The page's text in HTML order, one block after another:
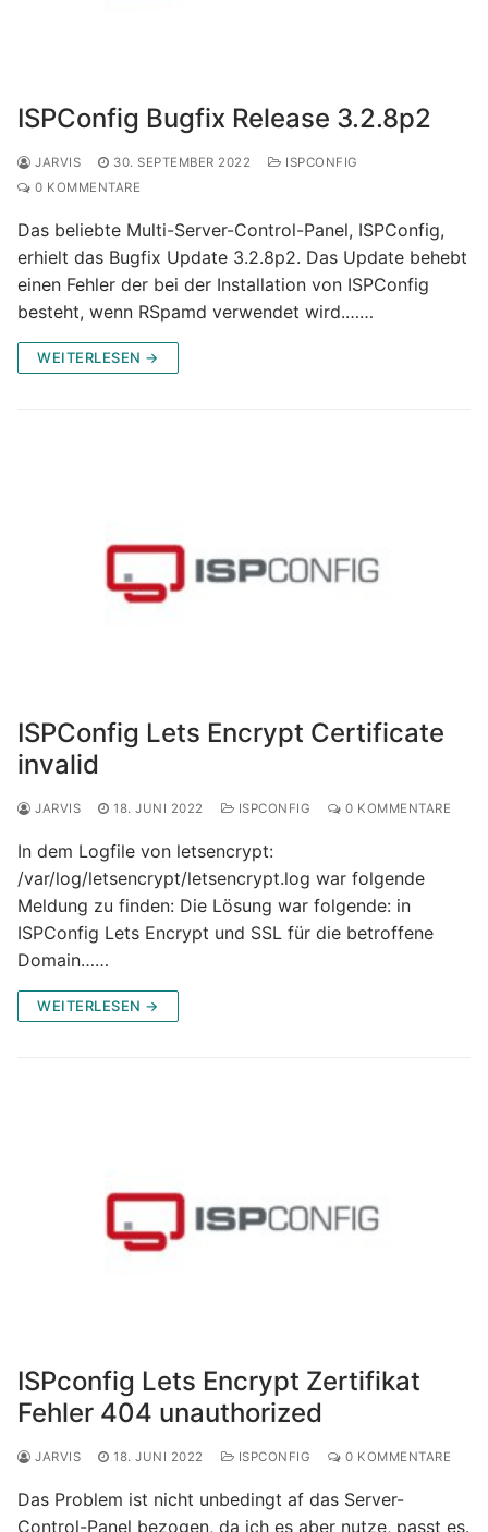
ISPConfig Bugfix Release 3.2.8p2
JARVIS 30. SEPTEMBER 2022
ISPCONFIG
0 KOMMENTARE
Das beliebte Multi-Server-Control-Panel, ISPConfig,
erhielt das Bugfix Update 3.2.8p2. Das Update behebt
einen Fehler der bei der Installation von ISPConfig
besteht, wenn RSpamd verwendet wird.……
WEITERLESEN →
ISPConfig Lets Encrypt Certificate
invalid
JARVIS 18. JUNI 2022 ISPCONFIG 0 KOMMENTARE
In dem Logfile von letsencrypt:
/var/log/letsencrypt/letsencrypt.log war folgende
Meldung zu finden: Die Lösung war folgende: in
ISPConfig Lets Encrypt und SSL für die betroffene
Domain……
WEITERLESEN →
ISPconfig Lets Encrypt Zertifikat
Fehler 404 unauthorized
JARVIS 18. JUNI 2022 ISPCONFIG 0 KOMMENTARE
Das Problem ist nicht unbedingt af das Server-
Control-Panel bezogen, da ich es aber nutze, passt es.